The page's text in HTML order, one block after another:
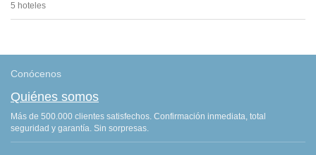
5 hoteles
Conócenos
Quiénes somos
Más de 500.000 clientes satisfechos. Confirmación inmediata, total
seguridad y garantía. Sin sorpresas.